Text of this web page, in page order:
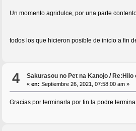
Un momento agridulce, por una parte
todos los que hicieron posible de inicio a fin
4 Sakurasou no Pet na Kanojo /Re:Hilo
«en: Septiembre 26, 2021, 07:58:00 am »
Gracias por terminarla por fin la podre